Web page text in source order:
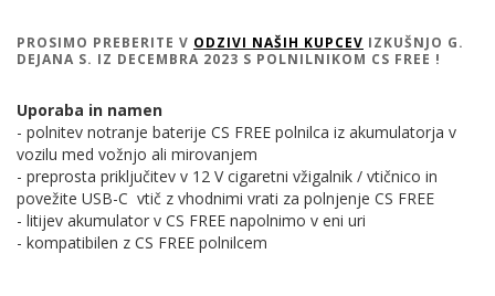
PROSIMO PREBERITE V ODZIVI NAŠIH KUPCEV IZKUŠNJO G.
DEJANA S. IZ DECEMBRA 2023 S POLNILNIKOM CS FREE !
Uporaba in namen
- polnitev notranje baterije CS FREE polnilca iz akumulatorja v
vozilu med vožnjo ali mirovanjem
- preprosta priključitev v 12 V cigaretni vžigalnik / vtičnico in
povežite USB-C vtič z vhodnimi vrati za polnjenje CS FREE
- litijev akumulator v CS FREE napolnimo v eni uri
- kompatibilen z CS FREE polnilcem